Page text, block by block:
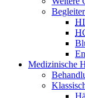
Medizinische